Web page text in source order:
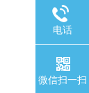
电话
微信扫一扫